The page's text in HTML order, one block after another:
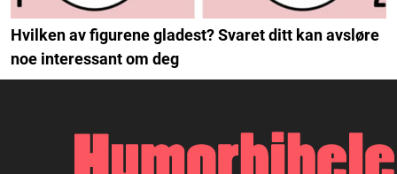
Hvilken av figurene gladest? Svaret ditt kan avsløre
noe interessant om deg